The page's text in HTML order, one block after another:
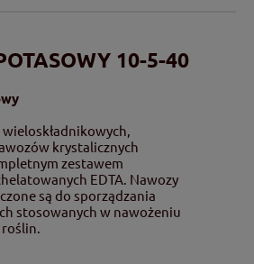
10-5-40
wieloskładnikowych,
krystalicznych
zestawem
EDTA. Nawozy
są do sporządzania
stosowanych w nawożeniu